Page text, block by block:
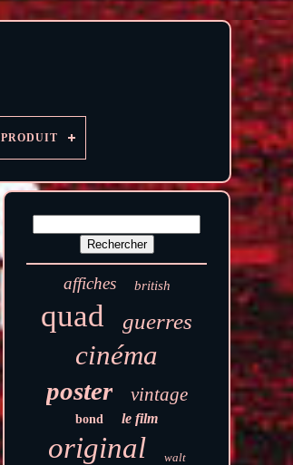
PRODUIT
affiches british
quad guerres
cinéma
poster vintage
bond le film
original walt